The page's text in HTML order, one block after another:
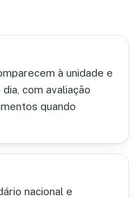
à unidade e
com avaliação
quando
nacional e